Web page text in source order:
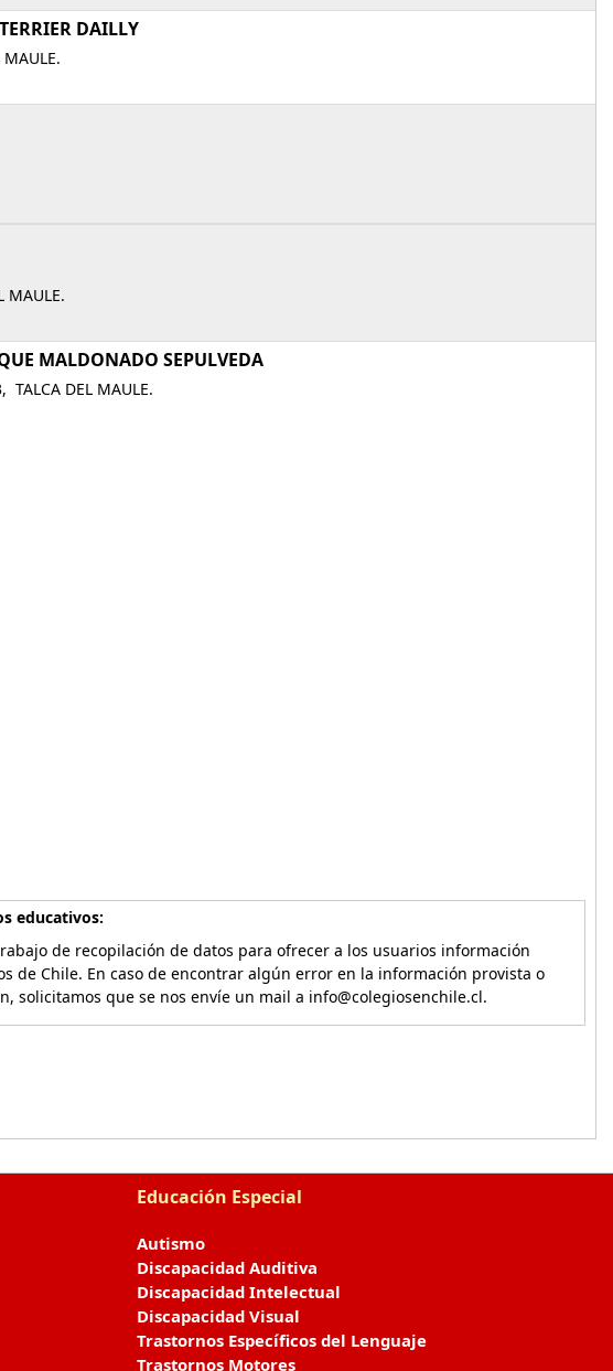
DAILLY
MAULE.
MALDONADO SEPULVEDA
TALCA DEL MAULE.
educativos:
de recopilación de datos para ofrecer a los usuarios información
de Chile. En caso de encontrar algún error en la información provista o
solicitamos que se nos envíe un mail a info@colegiosenchile.cl.
Educación Especial
Autismo
Discapacidad Auditiva
Discapacidad Intelectual
Discapacidad Visual
Trastornos Específicos del Lenguaje
Trastornos Motores